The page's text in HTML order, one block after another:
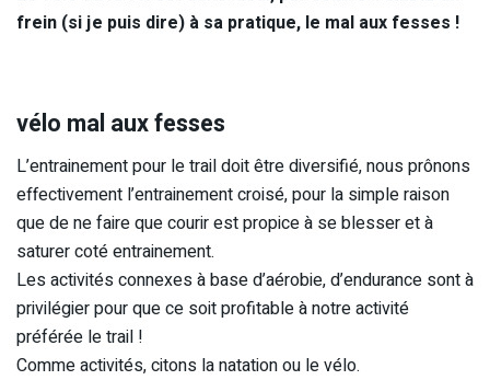
frein (si je puis dire) à sa pratique, le mal aux fesses !
vélo mal aux fesses
L’entrainement pour le trail doit être diversifié, nous prônons
effectivement l’entrainement croisé, pour la simple raison
que de ne faire que courir est propice à se blesser et à
saturer coté entrainement.
Les activités connexes à base d’aérobie, d’endurance sont à
privilégier pour que ce soit profitable à notre activité
préférée le trail !
Comme activités, citons la natation ou le vélo.